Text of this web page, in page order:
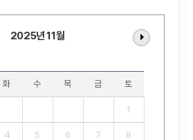
2025년 11월
화 수 목 금 토
1
4 5 6 7 8